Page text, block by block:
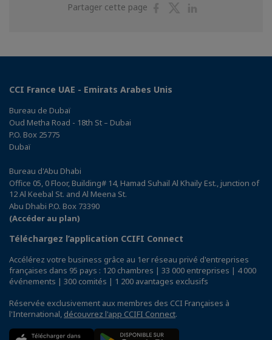
Partager cette page
PartagerPartager
CCI France UAE - Emirats Arabes Unis
Bureau de Dubaï
Oud Metha Road - 18th St – Dubai
P.O. Box 25775
Dubaï
Bureau d'Abu Dhabi
Office 05, 0 Floor, Building# 14, Hamad Suhail Al Khaily Est., junction of
12 Al Keebal St. and Al Meena St.
Abu Dhabi P.O. Box 73390
(Accéder au plan)
Téléchargez l’application CCIFI Connect
Accélérez votre business grâce au 1er réseau privé d'entreprises
françaises dans 95 pays : 120 chambres | 33 000 entreprises | 4 000
événements | 300 comités | 1 200 avantages exclusifs
Réservée exclusivement aux membres des CCI Françaises à
l'International, découvrez l'app CCIFI Connect.